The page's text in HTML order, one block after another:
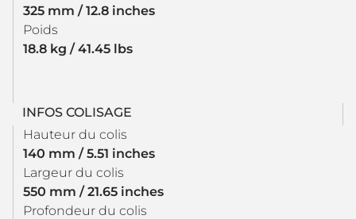
325 mm / 12.8 inches
Poids
18.8 kg / 41.45 lbs
INFOS COLISAGE
Hauteur du colis
140 mm / 5.51 inches
Largeur du colis
550 mm / 21.65 inches
Profondeur du colis